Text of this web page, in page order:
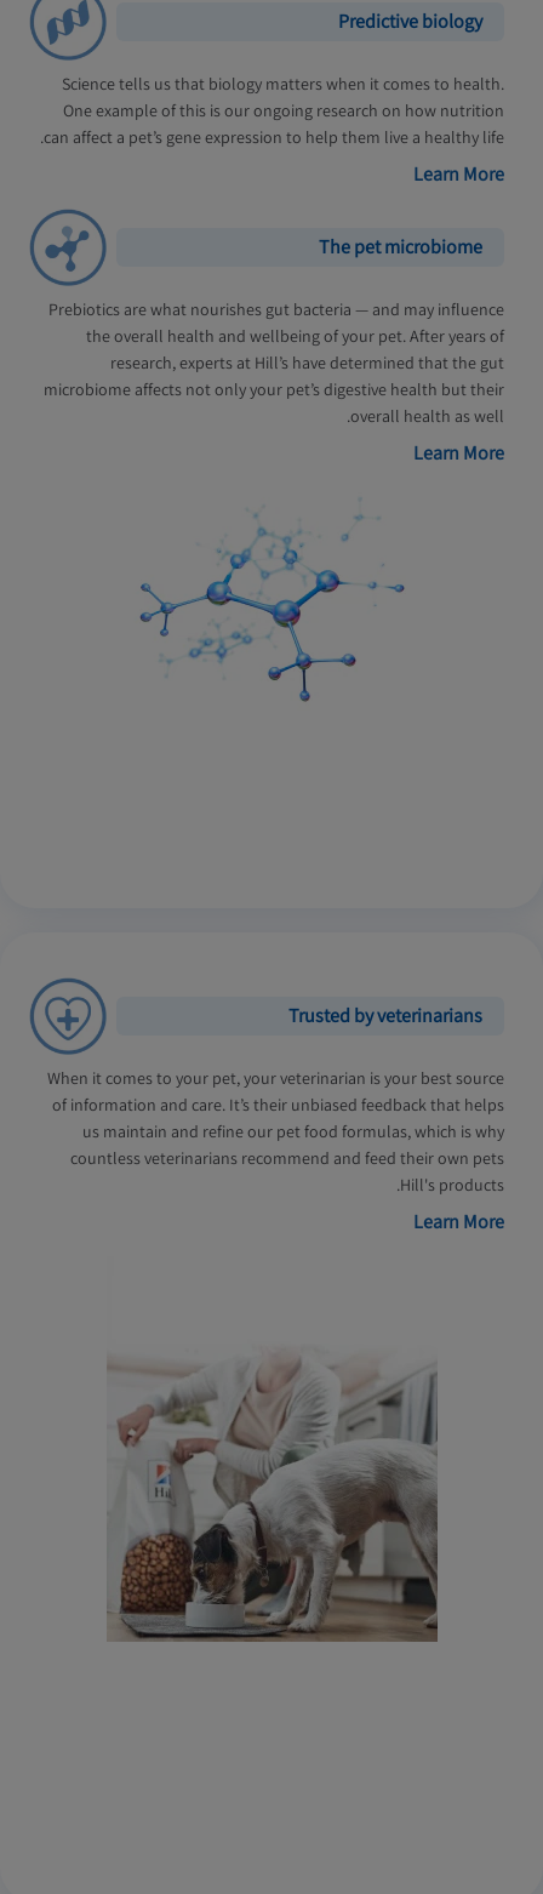
Predictive biology
Science tells us that biology matters when it comes to health.
One example of this is our ongoing research on how nutrition
can affect a pet’s gene expression to help them live a healthy life.
Learn More
The pet microbiome
Prebiotics are what nourishes gut bacteria — and may influence
the overall health and wellbeing of your pet. After years of
research, experts at Hill’s have determined that the gut
microbiome affects not only your pet’s digestive health but their
overall health as well.
Learn More
Trusted by veterinarians
When it comes to your pet, your veterinarian is your best source
of information and care. It’s their unbiased feedback that helps
us maintain and refine our pet food formulas, which is why
countless veterinarians recommend and feed their own pets
Hill's products.
Learn More